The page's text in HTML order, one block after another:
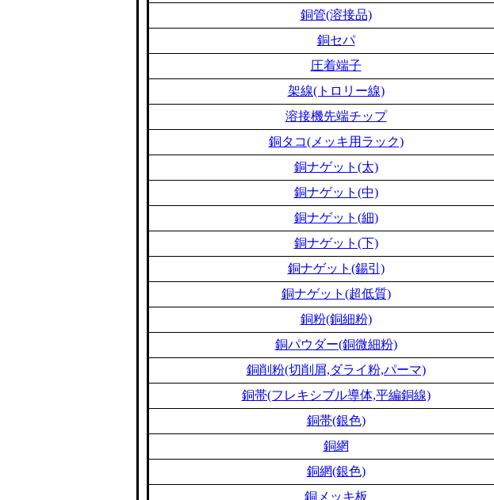
銅管(溶接品)
銅セパ
圧着端子
架線(トロリー線)
溶接機先端チップ
銅タコ(メッキ用ラック)
銅ナゲット(太)
銅ナゲット(中)
銅ナゲット(細)
銅ナゲット(下)
銅ナゲット(錫引)
銅ナゲット(超低質)
銅粉(銅細粉)
銅パウダー(銅微細粉)
銅削粉(切削屑,ダライ粉,パーマ)
銅帯(フレキシブル導体,平編銅線)
銅帯(銀色)
銅網
銅網(銀色)
銅メッキ板